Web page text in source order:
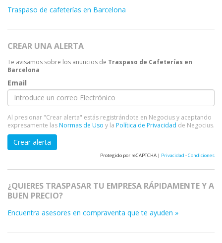
Traspaso de cafeterías en Barcelona
CREAR UNA ALERTA
Te avisamos sobre los anuncios de Traspaso de Cafeterías en
Barcelona
Email
Al presionar "Crear alerta" estás registrándote en Negocius y aceptando
expresamente lasNormas de Uso y la Política de Privacidad de Negocius.
Crear alerta
Protegido por reCAPTCHA | Privacidad -Condiciones
¿QUIERES TRASPASAR TU EMPRESA RÁPIDAMENTE Y A
BUEN PRECIO?
Encuentra asesores en compraventa que te ayuden »